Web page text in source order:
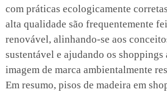
com práticas ecologicamente
alta qualidade são frequentemente
renovável, alinhando-se aos
sustentável e ajudando os
imagem de marca ambientalmente
Em resumo, pisos de madeira em